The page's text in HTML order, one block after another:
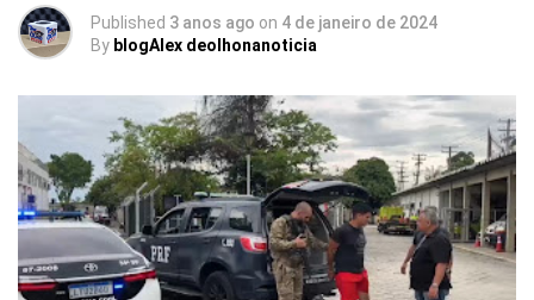
Published 3 anos ago on 4 de janeiro de 2024
By blogAlex deolhonanoticia